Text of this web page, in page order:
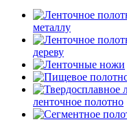
металлу
дереву
ленточное полотно